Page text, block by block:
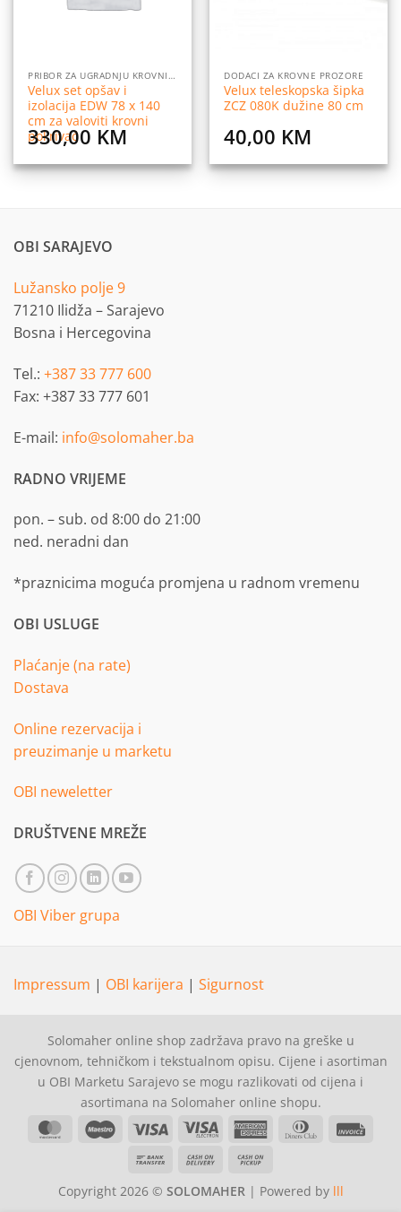
PRIBOR ZA UGRADNJU KROVNIH PROZORA
Velux set opšav i
izolacija EDW 78 x 140
cm za valoviti krovni
pokrivač
330,00 KM
DODACI ZA KROVNE PROZORE
Velux teleskopska šipka
ZCZ 080K dužine 80 cm
40,00 KM
OBI SARAJEVO
Lužansko polje 9
71210 Ilidža – Sarajevo
Bosna i Hercegovina
Tel.: +387 33 777 600
Fax: +387 33 777 601
E-mail: info@solomaher.ba
RADNO VRIJEME
pon. – sub. od 8:00 do 21:00
ned. neradni dan
*praznicima moguća promjena u radnom vremenu
OBI USLUGE
Plaćanje (na rate)
Dostava
Online rezervacija i
preuzimanje u marketu
OBI neweletter
DRUŠTVENE MREŽE
OBI Viber grupa
Impressum | OBI karijera | Sigurnost
Solomaher online shop zadržava pravo na greške u
cjenovnom, tehničkom i tekstualnom opisu. Cijene i asortiman
u OBI Marketu Sarajevo se mogu razlikovati od cijena i
asortimana na Solomaher online shopu.
MasterCardMaestroVisa
Visa
American Dinners
Bank
Cash
Delivery Pickup
Copyright 2026 © SOLOMAHER| Powered by lll